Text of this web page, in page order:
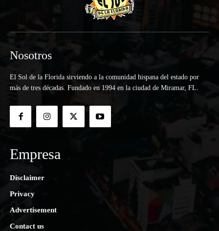
Nosotros
El Sol de la Florida sirviendo a la comunidad hispana del estado por
más de tres décadas. Fundado en 1994 en la ciudad de Miramar, FL.
Empresa
Disclaimer
Privacy
Advertisement
Contact us